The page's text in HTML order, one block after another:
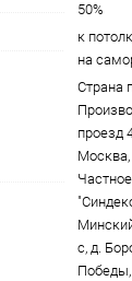
50%
к
на
Страна
проезд
с, д.